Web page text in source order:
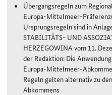
Übergangsregeln zum
Europa-Mittelmeer-
Ursprungsregeln sind in
STABILITÄTS- UND
HERZEGOWINA vom 11.
der Redaktion: Die
Europa-Mittelmeer-
Regeln gelten alternativ zu
Abkommens